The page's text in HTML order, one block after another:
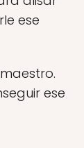
ese
ese